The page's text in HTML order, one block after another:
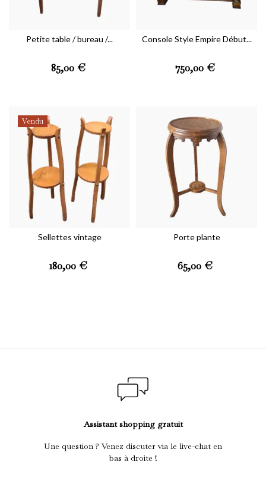
Petite table / bureau /...
Prix
85,00 €
Console Style Empire Début...
Prix
750,00 €
Sellettes vintage
Prix
180,00 €
Vendu
Porte plante
Prix
65,00 €
Assistant shopping gratuit
Une question ? Venez discuter via le live-chat en
bas à droite !